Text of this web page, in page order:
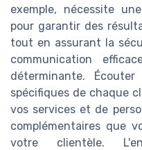
exemple, nécessite
pour garantir des
tout en assurant la
communication
déterminante.
spécifiques de chaque
vos services et de
complémentaires que
votre clientèle.